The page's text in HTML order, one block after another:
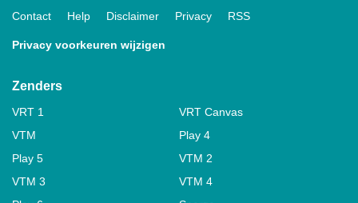
Contact Help Disclaimer Privacy RSS
Privacy voorkeuren wijzigen
Zenders
VRT 1
VRT Canvas
VTM
Play 4
Play 5
VTM 2
VTM 3
VTM 4